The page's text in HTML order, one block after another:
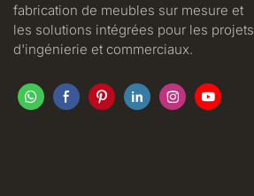
fabrication de meubles sur mesure et
les solutions intégrées pour les projets
d'ingénierie et commerciaux.